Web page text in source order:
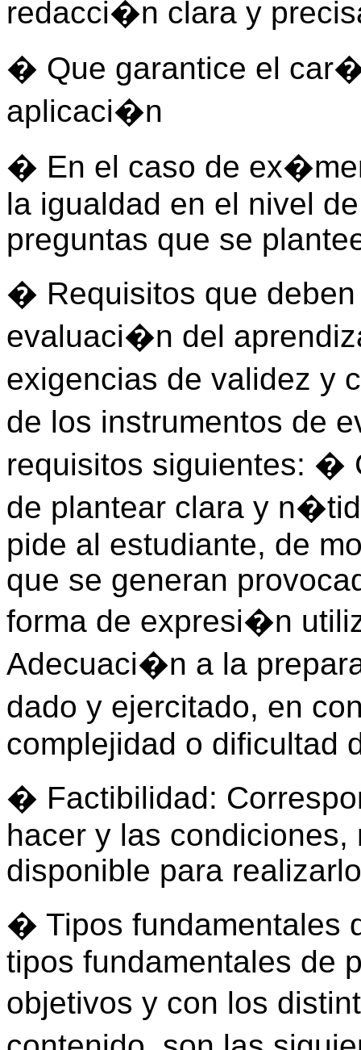
redacci�n clara y
� Que garantice el
aplicaci�n
� En el caso de
la igualdad en el nivel
preguntas que se
� Requisitos que
evaluaci�n del
exigencias de validez y
de los instrumentos de
requisitos siguientes: �
de plantear clara y
pide al estudiante, de
que se generan
forma de expresi�n
Adecuaci�n a la
dado y ejercitado, en
complejidad o dificultad
� Factibilidad:
hacer y las
disponible para
� Tipos fundamentales
tipos fundamentales de
objetivos y con los